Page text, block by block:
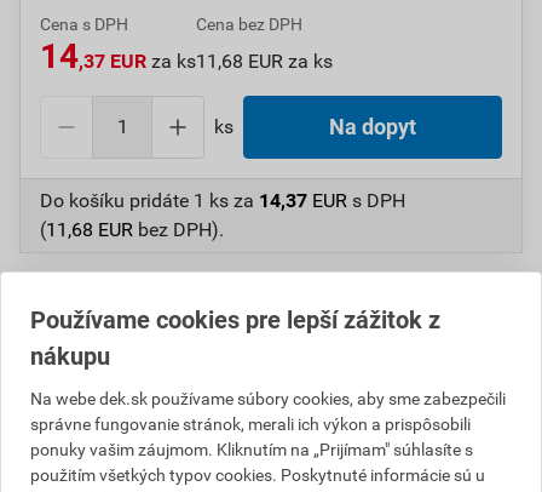
Cena s DPH
14,37 EUR za ks
Cena bez DPH
11,68 EUR za ks
ks Na dopyt
Do košíku pridáte 1 ks za 14,37 EUR s DPH
(11,68 EUR bez DPH).
VýrobcaTONDACH
Popis
Vetracie škridly sa kladú v oblasti hrebeňa a slúžia na
Používame cookies pre lepší zážitok z
nákupu
Na webe dek.sk používame súbory cookies, aby sme zabezpečili
správne fungovanie stránok, merali ich výkon a prispôsobili
ponuky vašim záujmom. Kliknutím na „Prijímam" súhlasíte s
použitím všetkých typov cookies. Poskytnuté informácie sú u